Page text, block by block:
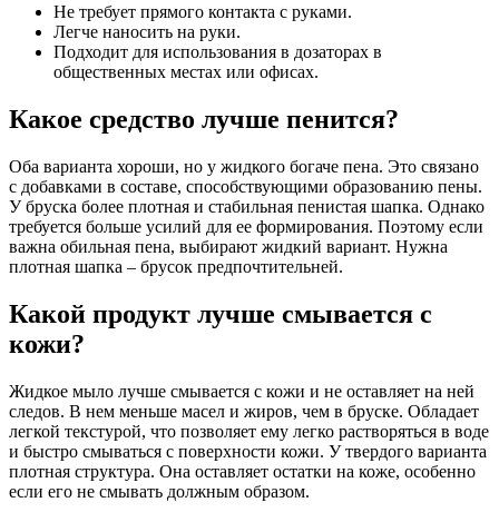
Не требует прямого контакта с руками.
Легче наносить на руки.
Подходит для использования в дозаторах в
общественных местах или офисах.
Какое средство лучше пенится?
Оба варианта хороши, но у жидкого богаче пена. Это связано
с добавками в составе, способствующими образованию пены.
У бруска более плотная и стабильная пенистая шапка. Однако
требуется больше усилий для ее формирования. Поэтому если
важна обильная пена, выбирают жидкий вариант. Нужна
плотная шапка – брусок предпочтительней.
Какой продукт лучше смывается с
кожи?
Жидкое мыло лучше смывается с кожи и не оставляет на ней
следов. В нем меньше масел и жиров, чем в бруске. Обладает
легкой текстурой, что позволяет ему легко растворяться в воде
и быстро смываться с поверхности кожи. У твердого варианта
плотная структура. Она оставляет остатки на коже, особенно
если его не смывать должным образом.